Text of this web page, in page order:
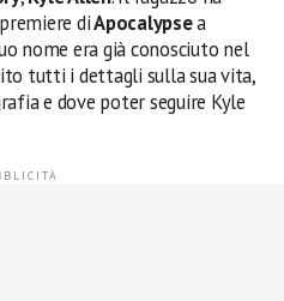
diApocalypsea
nome era già conosciuto nel
tutti i dettagli sulla sua vita,
e dove poter seguire Kyle